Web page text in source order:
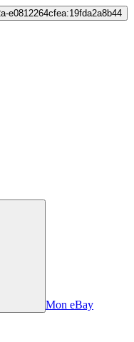
e0812264cfea:19fda2a8b44
Mon eBay